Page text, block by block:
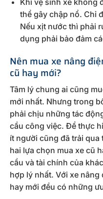
Khi vệ sinh xe không
thể gây chập nổ. Chỉ
Nếu xịt nước thì phải
dụng phải bảo đảm
Nên mua xe nâng
cũ hay mới?
Tâm lý chung ai cũng
mới nhất. Nhưng trong
phải chịu những tác
cầu công việc. Để thực
ít người cũng đã trải qua
hai lựa chọn mua xe cũ
cầu và tài chính của
hợp lý nhất. Với xe nâng
hay mới đều có những